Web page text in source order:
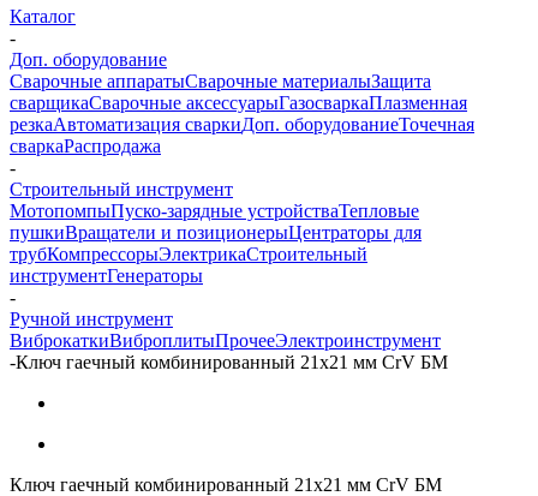
Каталог
-
Доп. оборудование
Сварочные аппаратыСварочные материалыЗащита
сварщикаСварочные аксессуарыГазосваркаПлазменная
резкаАвтоматизация сваркиДоп. оборудованиеТочечная
сваркаРаспродажа
-
Строительный инструмент
МотопомпыПуско-зарядные устройстваТепловые
пушкиВращатели и позиционерыЦентраторы для
трубКомпрессорыЭлектрикаСтроительный
инструментГенераторы
-
Ручной инструмент
ВиброкаткиВиброплитыПрочееЭлектроинструмент
-Ключ гаечный комбинированный 21х21 мм CrV БМ
Ключ гаечный комбинированный 21х21 мм CrV БМ